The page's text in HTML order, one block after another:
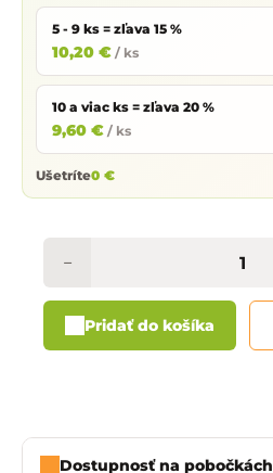
5 - 9 ks = zľava 15 %
10,20 € / ks
10 a viac ks = zľava 20 %
9,60 € / ks
Ušetríte0 €
−
Pridať do košíka
Dostupnosť na pobočkách